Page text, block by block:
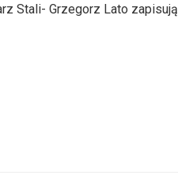
Stali- Grzegorz Lato